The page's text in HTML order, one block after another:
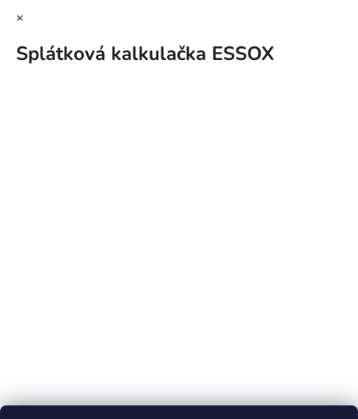
×
Splátková kalkulačka ESSOX